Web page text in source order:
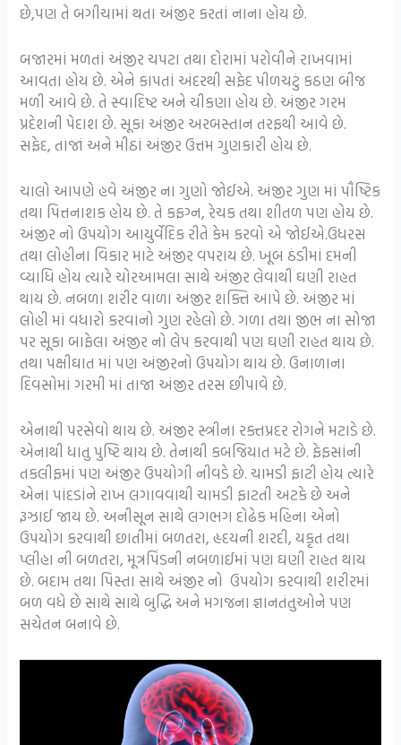
છે,પણ તે બગીચામાં થતા અંજીર કરતાં નાના હોય છે.
બજારમાં મળતાં અંજીર ચપટા તથા દોરામાં પરોવીને રાખવામાં
આવતા હોય છે. એને કાપતાં અંદરથી સફેદ પીળચટું કઠણ બીજ
મળી આવે છે. તે સ્વાદિષ્ટ અને ચીકણા હોય છે. અંજીર ગરમ
પ્રદેશની પેદાશ છે. સૂકા અંજીર અરબસ્તાન તરફથી આવે છે.
સફેદ, તાજાં અને મીઠાં અંજીર ઉત્તમ ગુણકારી હોય છે.
ચાલો આપણે હવે અંજીર ના ગુણો જોઈએ. અંજીર ગુણ માં પૌષ્ટિક
તથા પિત્તનાશક હોય છે. તે કફગ્ન, રેચક તથા શીતળ પણ હોય છે.
અંજીર નો ઉપયોગ આયુર્વેદિક રીતે કેમ કરવો એ જોઈએ.ઉધરસ
તથા લોહીના વિકાર માટે અંજીર વપરાય છે. ખૂબ ઠંડીમાં દમની
વ્યાધિ હોય ત્યારે ચોરઆમલા સાથે અંજીર લેવાથી ઘણી રાહત
થાય છે. નબળા શરીર વાળા અંજીર શક્તિ આપે છે. અંજીર માં
લોહી માં વધારો કરવાનો ગુણ રહેલો છે. ગળા તથા જીભ ના સોજા
પર સૂકા બાફેલા અંજીર નો લેપ કરવાથી પણ ઘણી રાહત થાય છે.
તથા પક્ષીઘાત માં પણ અંજીરનો ઉપયોગ થાય છે. ઉનાળાના
દિવસોમાં ગરમી માં તાજા અંજીર તરસ છીપાવે છે.
એનાથી પરસેવો થાય છે. અંજીર સ્ત્રીના રક્તપ્રદર રોગને મટાડે છે.
એનાથી ધાતુ પુષ્ટિ થાય છે. તેનાથી કબજિયાત મટે છે. ફેફસાંની
તકલીફમાં પણ અંજીર ઉપયોગી નીવડે છે. ચામડી ફાટી હોય ત્યારે
એના પાંદડાંને રાખ લગાવવાથી ચામડી ફાટતી અટકે છે અને
રૂઝાઈ જાય છે. અનીસૂન સાથે લગભગ દોઢેક મહિના એનો
ઉપયોગ કરવાથી છાતીમાં બળતરા, હૃદયની શરદી, યકૃત તથા
પ્લીહા ની બળતરા, મૂત્રપિંડની નબળાઈમાં પણ ઘણી રાહત થાય
છે. બદામ તથા પિસ્તા સાથે અંજીર નો ઉપયોગ કરવાથી શરીરમાં
બળ વધે છે સાથે સાથે બુદ્ધિ અને મગજના જ્ઞાનતંતુઓને પણ
સચેતન બનાવે છે.